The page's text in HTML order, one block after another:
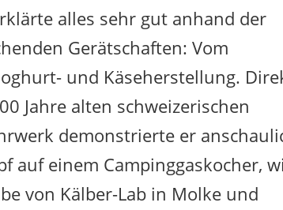
alles sehr gut anhand der
Gerätschaften: Vom
und Käseherstellung.
Jahre alten schweizerischen
demonstrierte er
auf einem Campinggaskocher,
von Kälber-Lab in Molke und